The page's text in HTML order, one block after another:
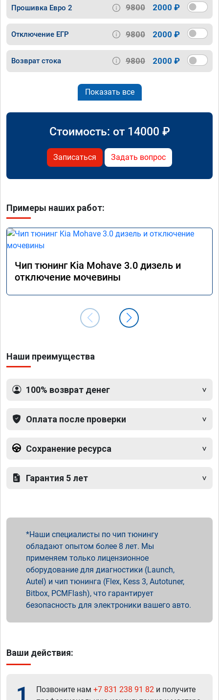
Прошивка Евро 2 9800 2000 ₽
Отключение ЕГР 9800 2000 ₽
Возврат стока 9800 2000 ₽
Показать все
Стоимость: от 14000 ₽
Записаться Задать вопрос
Примеры наших работ:
Чип тюнинг Kia Mohave 3.0 дизель и
отключение мочевины
Наши преимущества
100% возврат денег
Оплата после проверки
Сохранение ресурса
Гарантия 5 лет
Наши специалисты по чип тюнингу
обладают опытом более 8 лет. Мы
применяем только лицензионное
оборудование для диагностики (Launch,
Autel) и чип тюнинга (Flex, Kess 3, Autotuner,
Bitbox, PCMFlash), что гарантирует
безопасность для электроники вашего авто.
Ваши действия:
1 Позвоните нам +7 831 238 91 82 и получите